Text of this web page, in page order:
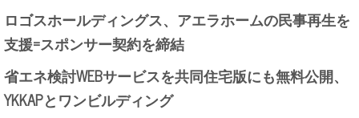
ロゴスホールディングス、アエラホームの民事再生を
支援=スポンサー契約を締結
省エネ検討WEBサービスを共同住宅版にも無料公開、
YKKAPとワンビルディング